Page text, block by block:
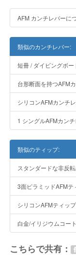
AFM カンチレバーに
類似のカンチレバー:
短冊 / ダイビングボ
台形断面を持つAFM
シリコンAFMカンチ
1 シングルAFMカン
類似のティップ:
スタンダードな非反
3面ピラミッドAFMテ
シリコンAFMティップ
白金/イリジウムコー
こちらで共有：